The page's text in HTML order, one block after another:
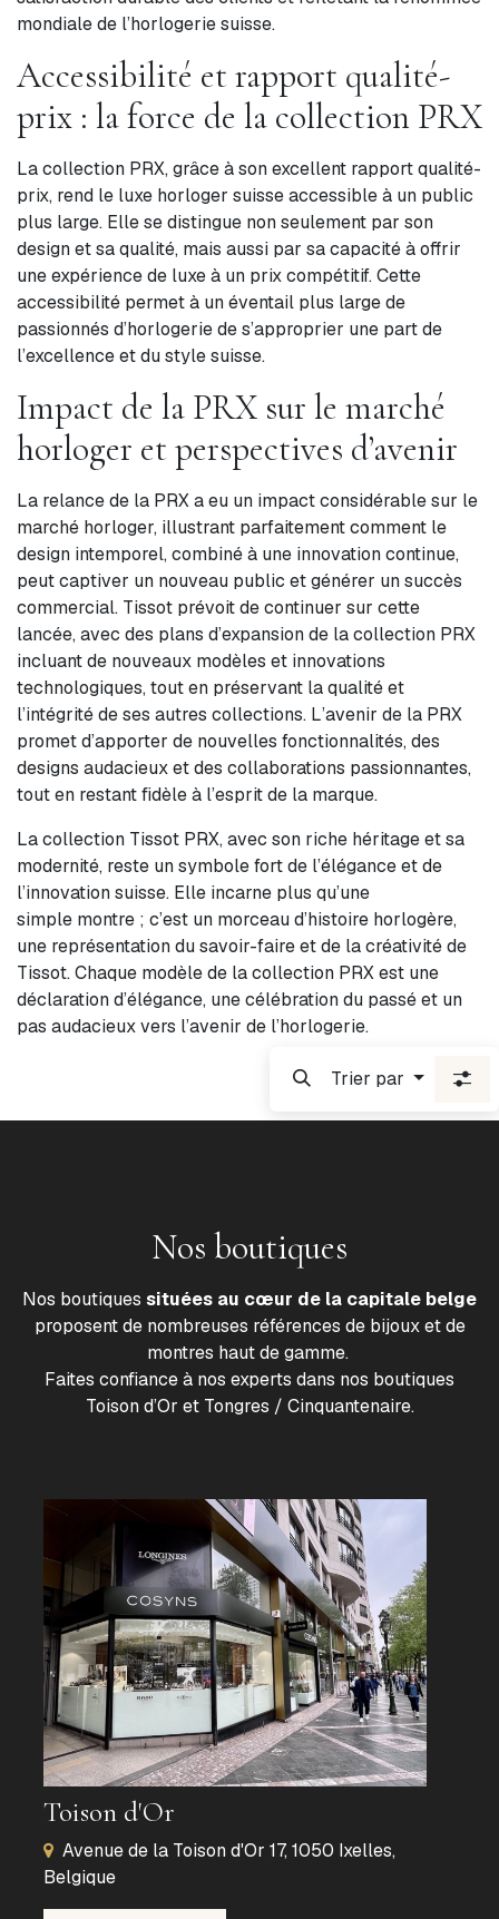
mondiale de l’horlogerie suisse.
Accessibilité et rapport qualité-
prix : la force de la collection PRX
La collection PRX, grâce à son excellent rapport qualité-
prix, rend le luxe horloger suisse accessible à un public
plus large. Elle se distingue non seulement par son
design et sa qualité, mais aussi par sa capacité à offrir
une expérience de luxe à un prix compétitif. Cette
accessibilité permet à un éventail plus large de
passionnés d’horlogerie de s’approprier une part de
l’excellence et du style suisse.
Impact de la PRX sur le marché
horloger et perspectives d’avenir
La relance de la PRX a eu un impact considérable sur le
marché horloger, illustrant parfaitement comment le
design intemporel, combiné à une innovation continue,
peut captiver un nouveau public et générer un succès
commercial. Tissot prévoit de continuer sur cette
lancée, avec des plans d’expansion de la collection PRX
incluant de nouveaux modèles et innovations
technologiques, tout en préservant la qualité et
l’intégrité de ses autres collections. L’avenir de la PRX
promet d’apporter de nouvelles fonctionnalités, des
designs audacieux et des collaborations passionnantes,
tout en restant fidèle à l’esprit de la marque.
La collection Tissot PRX, avec son riche héritage et sa
modernité, reste un symbole fort de l’élégance et de
l’innovation suisse. Elle incarne plus qu’une
simple montre ; c’est un morceau d’histoire horlogère,
une représentation du savoir-faire et de la créativité de
Tissot. Chaque modèle de la collection PRX est une
déclaration d’élégance, une célébration du passé et un
pas audacieux vers l’avenir de l’horlogerie.
Trier par
Nos boutiques
Nos boutiques situées au cœur de la capitale belge
proposent de nombreuses références de bijoux et de
montres haut de gamme.
Faites confiance à nos experts dans nos boutiques
Toison d’Or et Tongres / Cinquantenaire.
Toison d'Or
Avenue de la Toison d'Or 17, 1050 Ixelles,
Belgique